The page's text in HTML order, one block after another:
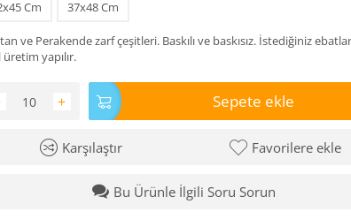
Cm 37x48 Cm
ve Perakende zarf çeşitleri. Baskılı ve baskısız. İstediğiniz
üretim yapılır.
+ Sepete ekle
Karşılaştır Favorilere ekle
Bu Ürünle İlgili Soru Sorun